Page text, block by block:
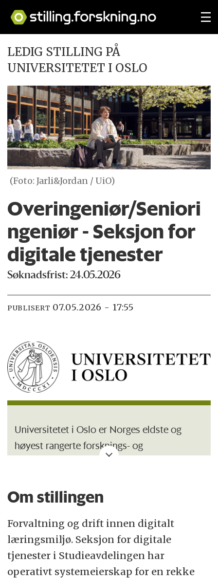
LEDIG STILLING PÅ
UNIVERSITETET I OSLO
(Foto: Jarli&Jordan / UiO)
Overingeniør/Seniori
ngeniør - Seksjon for
digitale tjenester
Søknadsfrist: 24.05.2026
PUBLISERT 07.05.2026 - 17:55
Universitetet i Oslo er Norges eldste og
høyest rangerte forsknings- og
internasjonalt anerkjente forskningsmiljøer
gjør UiO til en viktig samfunnsaktør.
Seksjon for digitale tjenester er underlagt
Avdeling for studieadministrasjon. Avdeling
for studieadministrasjon har et overordnet
Om stillingen
Forvaltning og drift innen digitalt
læringsmiljø. Seksjon for digitale
tjenester i Studieavdelingen har
operativt systemeierskap for en rekke